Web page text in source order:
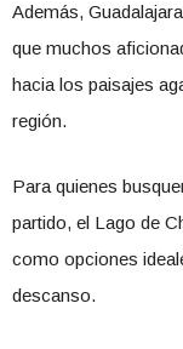
Además,
que muchos
hacia los paisajes
región.
Para quienes
partido, el Lago de
como opciones
descanso.